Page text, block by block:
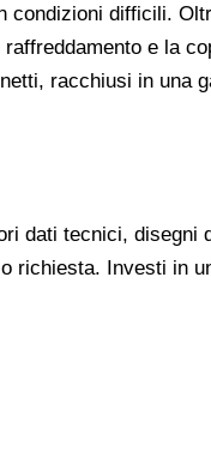
condizioni difficili.
e la
racchiusi in una
dati tecnici, disegni
richiesta. Investi in